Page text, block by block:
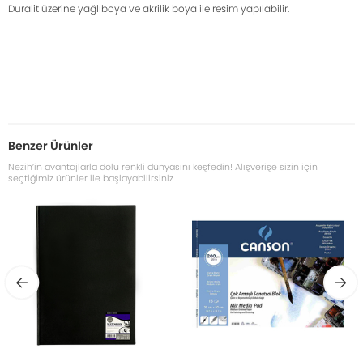
Duralit üzerine yağlıboya ve akrilik boya ile resim yapılabilir.
Benzer Ürünler
Nezih’in avantajlarla dolu renkli dünyasını keşfedin! Alışverişe sizin için
seçtiğimiz ürünler ile başlayabilirsiniz.